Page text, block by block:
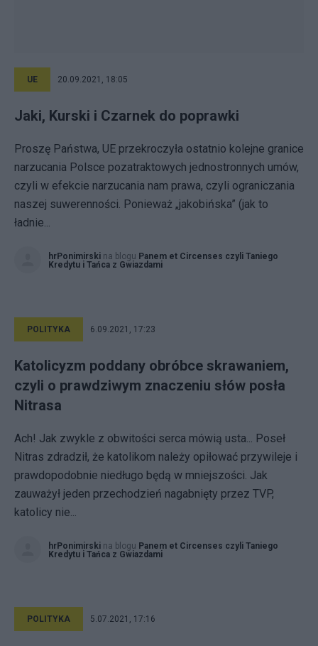
UE 20.09.2021, 18:05
Jaki, Kurski i Czarnek do poprawki
Proszę Państwa, UE przekroczyła ostatnio kolejne granice
narzucania Polsce pozatraktowych jednostronnych umów,
czyli w efekcie narzucania nam prawa, czyli ograniczania
naszej suwerenności. Ponieważ „jakobińska” (jak to
ładnie...
hrPonimirski na blogu Panem et Circenses czyli Taniego
Kredytu i Tańca z Gwiazdami
POLITYKA 6.09.2021, 17:23
Katolicyzm poddany obróbce skrawaniem,
czyli o prawdziwym znaczeniu słów posła
Nitrasa
Ach! Jak zwykle z obwitości serca mówią usta... Poseł
Nitras zdradził, że katolikom należy opiłować przywileje i
prawdopodobnie niedługo będą w mniejszości. Jak
zauważył jeden przechodzień nagabnięty przez TVP,
katolicy nie...
hrPonimirski na blogu Panem et Circenses czyli Taniego
Kredytu i Tańca z Gwiazdami
POLITYKA 5.07.2021, 17:16